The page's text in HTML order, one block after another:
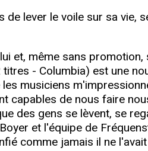
lever le voile sur sa vie,
et, même sans
- Columbia) est une
musiciens
capables de nous faire
des gens se lèvent, se
et l'équipe de
comme jamais il ne